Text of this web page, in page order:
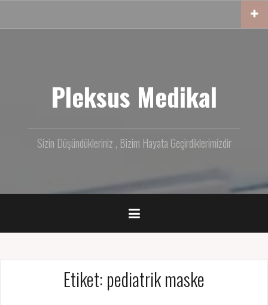
Pleksus Medikal
Sizin Düşündükleriniz , Bizim Hayata Geçirdiklerimizdir
Etiket: pediatrik maske